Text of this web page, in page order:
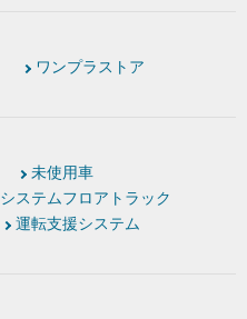
ワンプラストア
未使用車
システムフロアトラック
運転支援システム